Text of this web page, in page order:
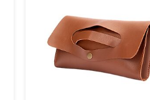
+55